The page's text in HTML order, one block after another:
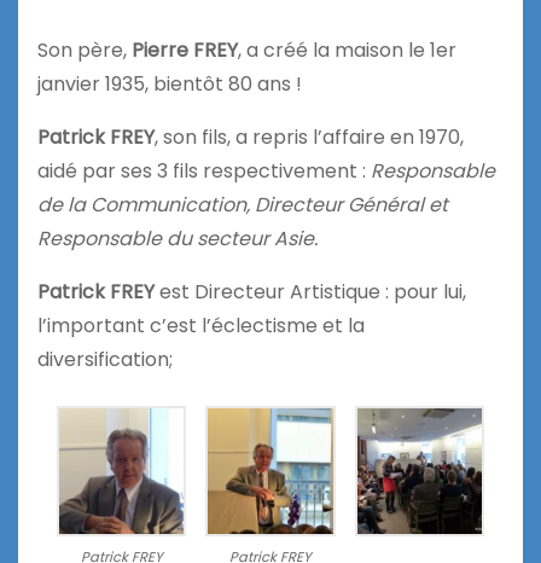
Son père, Pierre FREY, a créé la maison le 1er
janvier 1935, bientôt 80 ans !
Patrick FREY, son fils, a repris l’affaire en 1970,
aidé par ses 3 fils respectivement : Responsable
de la Communication, Directeur Général et
Responsable du secteur Asie.
Patrick FREYest Directeur Artistique : pour lui,
l’important c’est l’éclectisme et la
diversification;
Patrick FREY Patrick FREY